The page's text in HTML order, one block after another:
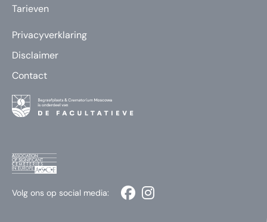
Tarieven
Privacyverklaring
Disclaimer
Contact
Volg ons op social media: